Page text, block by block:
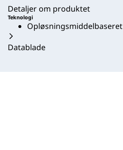
Detaljer om produktet
Teknologi
Opløsningsmiddelbaseret
Datablade